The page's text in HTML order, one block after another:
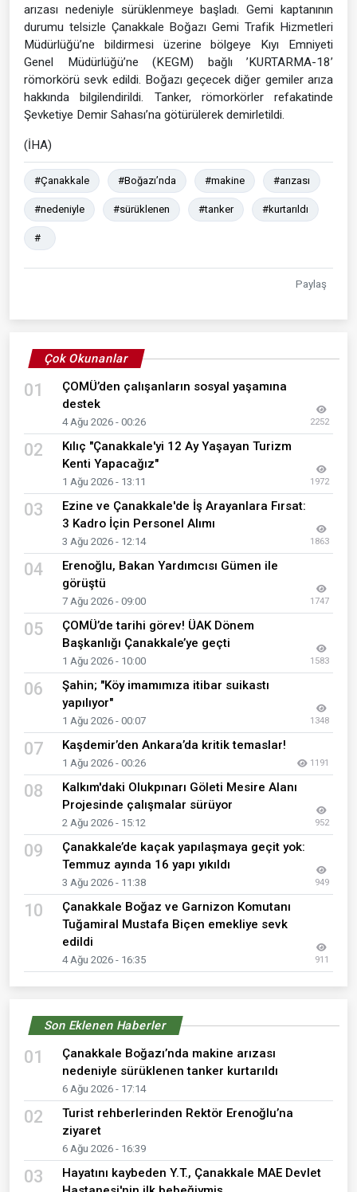
arızası nedeniyle sürüklenmeye başladı. Gemi kaptanının
durumu telsizle Çanakkale Boğazı Gemi Trafik Hizmetleri
Müdürlüğü’ne bildirmesi üzerine bölgeye Kıyı Emniyeti
Genel Müdürlüğü’ne (KEGM) bağlı ’KURTARMA-18’
römorkörü sevk edildi. Boğazı geçecek diğer gemiler arıza
hakkında bilgilendirildi. Tanker, römorkörler refakatinde
Şevketiye Demir Sahası’na götürülerek demirletildi.
(İHA)
#Çanakkale #Boğazı’nda #makine #arızası
#nedeniyle #sürüklenen #tanker #kurtarıldı
#
Paylaş
Çok Okunanlar
01
ÇOMÜ’den çalışanların sosyal yaşamına
destek
4 Ağu 2026 - 00:26 2252
02
Kılıç "Çanakkale'yi 12 Ay Yaşayan Turizm
Kenti Yapacağız"
1 Ağu 2026 - 13:11 1972
03
Ezine ve Çanakkale'de İş Arayanlara Fırsat:
3 Kadro İçin Personel Alımı
3 Ağu 2026 - 12:14 1863
04
Erenoğlu, Bakan Yardımcısı Gümen ile
görüştü
7 Ağu 2026 - 09:00 1747
05
ÇOMÜ’de tarihi görev! ÜAK Dönem
Başkanlığı Çanakkale’ye geçti
1 Ağu 2026 - 10:00 1583
06
Şahin; "Köy imamımıza itibar suikastı
yapılıyor"
1 Ağu 2026 - 00:07 1348
07 Kaşdemir’den Ankara’da kritik temaslar!
1 Ağu 2026 - 00:26 1191
08
Kalkım'daki Olukpınarı Göleti Mesire Alanı
Projesinde çalışmalar sürüyor
2 Ağu 2026 - 15:12 952
09
Çanakkale’de kaçak yapılaşmaya geçit yok:
Temmuz ayında 16 yapı yıkıldı
3 Ağu 2026 - 11:38 949
10
Çanakkale Boğaz ve Garnizon Komutanı
Tuğamiral Mustafa Biçen emekliye sevk
edildi
4 Ağu 2026 - 16:35 911
Son Eklenen Haberler
01
Çanakkale Boğazı’nda makine arızası
nedeniyle sürüklenen tanker kurtarıldı
6 Ağu 2026 - 17:14
02
Turist rehberlerinden Rektör Erenoğlu’na
ziyaret
6 Ağu 2026 - 16:39
03
Hayatını kaybeden Y.T., Çanakkale MAE Devlet